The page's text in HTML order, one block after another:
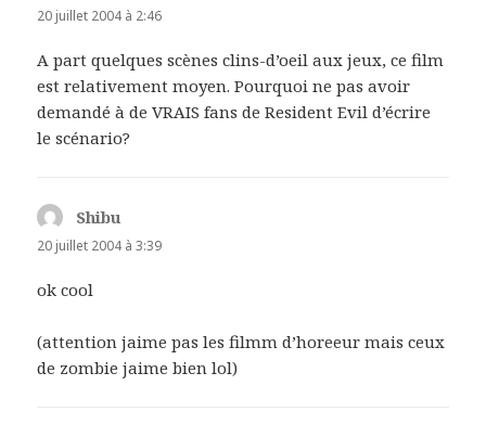
20 juillet 2004 à 2:46
A part quelques scènes clins-d’oeil aux jeux, ce film
est relativement moyen. Pourquoi ne pas avoir
demandé à de VRAIS fans de Resident Evil d’écrire
le scénario?
Shibu
20 juillet 2004 à 3:39
ok cool
(attention jaime pas les filmm d’horeeur mais ceux
de zombie jaime bien lol)